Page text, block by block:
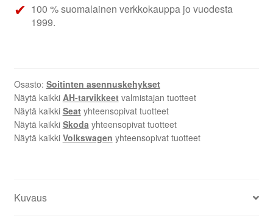
100 % suomalainen verkkokauppa jo vuodesta
1999.
Osasto: Soitinten asennuskehykset
Näytä kaikki AH-tarvikkeetvalmistajan tuotteet
Näytä kaikki Seatyhteensopivat tuotteet
Näytä kaikki Skoda yhteensopivat tuotteet
Näytä kaikki Volkswagen yhteensopivat tuotteet
Kuvaus